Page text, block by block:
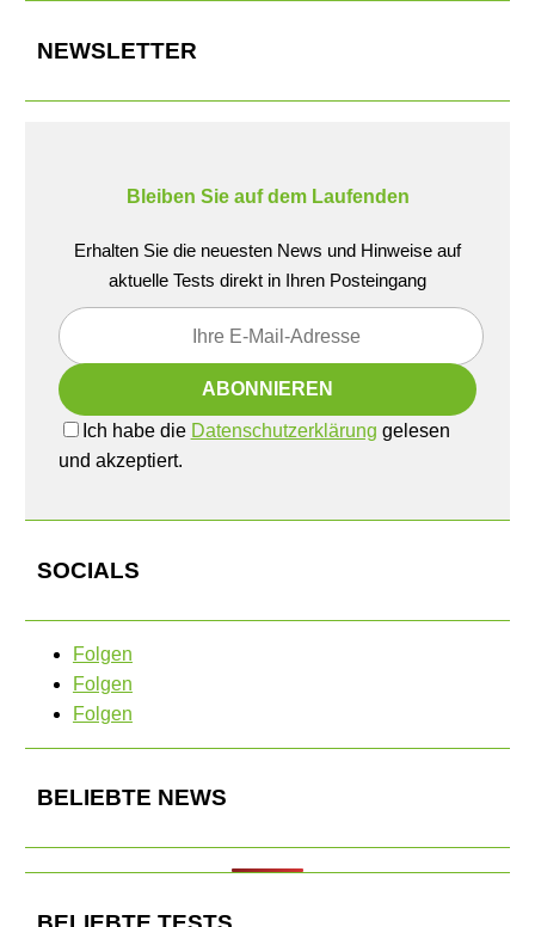
NEWSLETTER
Bleiben Sie auf dem Laufenden
Erhalten Sie die neuesten News und Hinweise auf
aktuelle Tests direkt in Ihren Posteingang
Ich habe die Datenschutzerklärung gelesen
und akzeptiert.
SOCIALS
Folgen
Folgen
Folgen
BELIEBTE NEWS